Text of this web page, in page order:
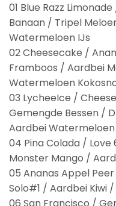
01 Blue Razz
Banaan / Tripel
Watermeloen IJs
02 Cheesecake /
Framboos / Aardbei
Watermeloen
03 LycheeIce /
Gemengde Bessen /
Aardbei Watermeloen
04 Pina Colada /
Monster Mango /
05 Ananas Appel
Solo#1 / Aardbei Kiwi